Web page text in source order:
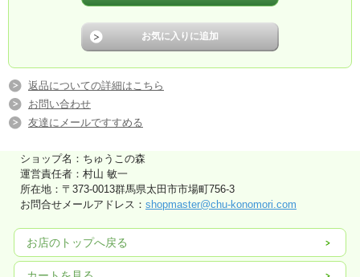
返品についての詳細はこちら
お問い合わせ
友達にメールですすめる
ショップ名：ちゅうこの森
運営責任者：村山 敏一
所在地：〒373-0013群馬県太田市市場町756-3
お問合せメールアドレス： shopmaster@chu-konomori.com
お店のトップへ戻る